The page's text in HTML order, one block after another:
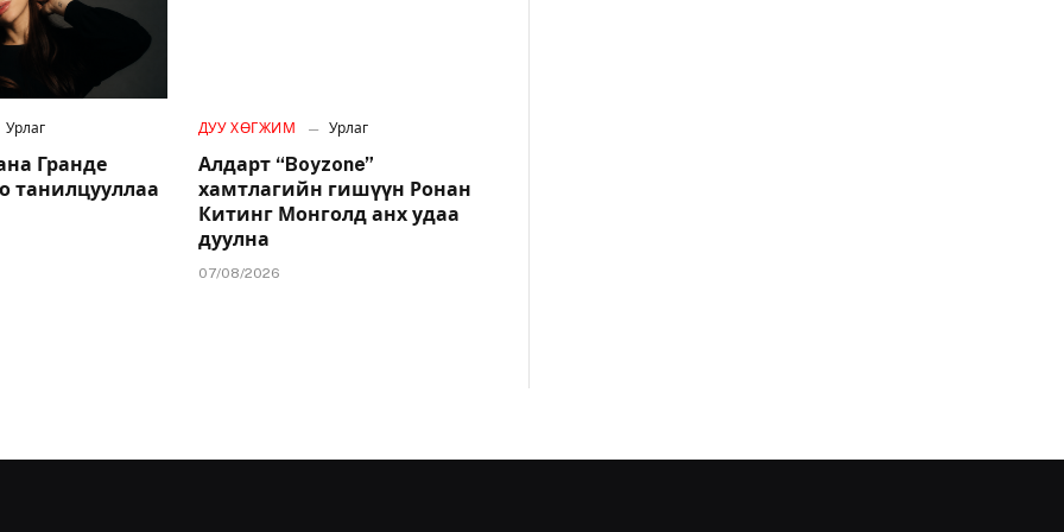
Урлаг
Гранде
танилцууллаа
ДУУ ХӨГЖИМ Урлаг
Алдарт “Boyzone”
хамтлагийн гишүүн Ронан
Китинг Монголд анх удаа
дуулна
07/08/2026